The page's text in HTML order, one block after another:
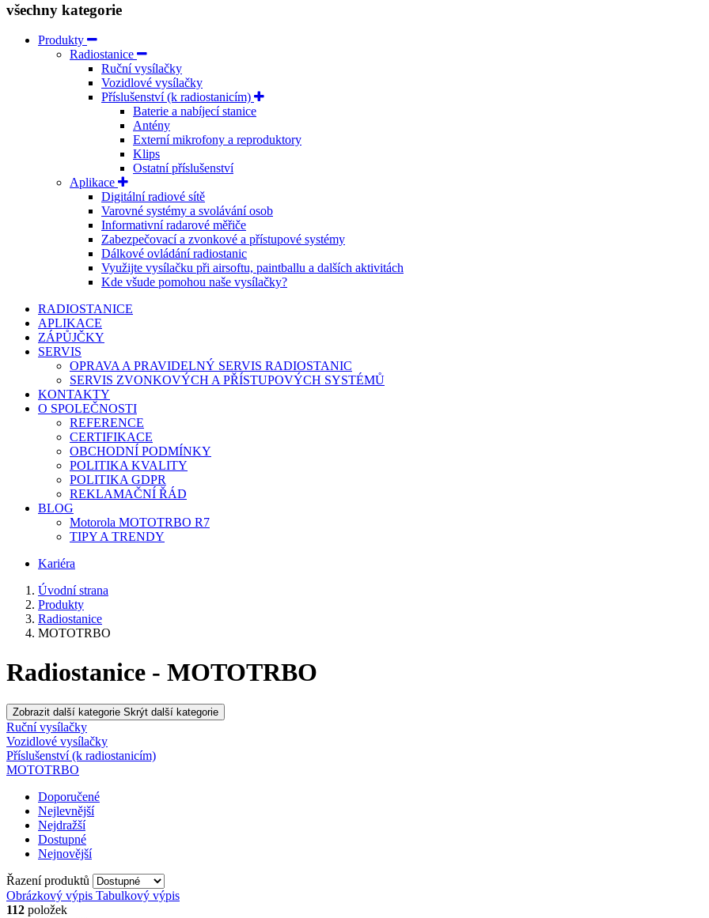
všechny kategorie
Produkty
Radiostanice
Ruční vysílačky
Vozidlové vysílačky
Příslušenství (k radiostanicím)
Baterie a nabíjecí stanice
Antény
Externí mikrofony a reproduktory
Klips
Ostatní příslušenství
Aplikace
Digitální radiové sítě
Varovné systémy a svolávání osob
Informativní radarové měřiče
Zabezpečovací a zvonkové a přístupové systémy
Dálkové ovládání radiostanic
Využijte vysílačku při airsoftu, paintballu a dalších aktivitách
Kde všude pomohou naše vysílačky?
RADIOSTANICE
APLIKACE
ZÁPŮJČKY
SERVIS
OPRAVA A PRAVIDELNÝ SERVIS RADIOSTANIC
SERVIS ZVONKOVÝCH A PŘÍSTUPOVÝCH SYSTÉMŮ
KONTAKTY
O SPOLEČNOSTI
REFERENCE
CERTIFIKACE
OBCHODNÍ PODMÍNKY
POLITIKA KVALITY
POLITIKA GDPR
REKLAMAČNÍ ŘÁD
BLOG
Motorola MOTOTRBO R7
TIPY A TRENDY
Kariéra
Úvodní strana
Produkty
Radiostanice
MOTOTRBO
Radiostanice - MOTOTRBO
Zobrazit další kategorie Skrýt další kategorie
Ruční vysílačky
Vozidlové vysílačky
Příslušenství (k radiostanicím)
MOTOTRBO
Doporučené
Nejlevnější
Nejdražší
Dostupné
Nejnovější
Řazení produktů
Obrázkový výpis Tabulkový výpis
112 položek